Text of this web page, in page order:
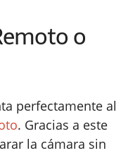
o
perfectamente al
. Gracias a este
la cámara sin